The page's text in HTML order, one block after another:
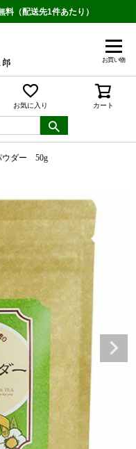
（配送先1件あたり）
お買い物
お気に入り カート
ウダー 50g